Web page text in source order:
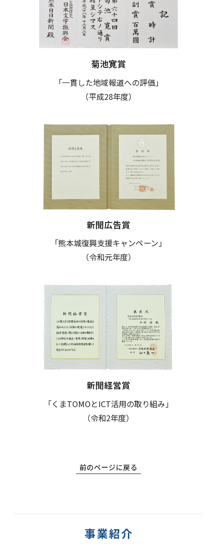
菊池寛賞
「一貫した地域報道への評価」
（平成28年度）
新聞広告賞
「熊本城復興支援キャンペーン」
（令和元年度）
新聞経営賞
「くまTOMOとICT活用の取り組み」
（令和2年度）
前のページに戻る
事業紹介